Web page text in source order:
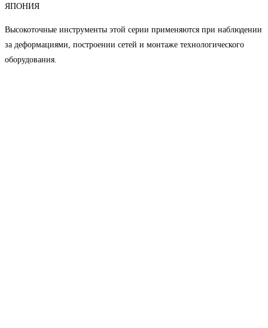
ЯПОНИЯ
Высокоточные инструменты этой серии применяются при наблюдении
за деформациями, построении сетей и монтаже технологического
оборудования.